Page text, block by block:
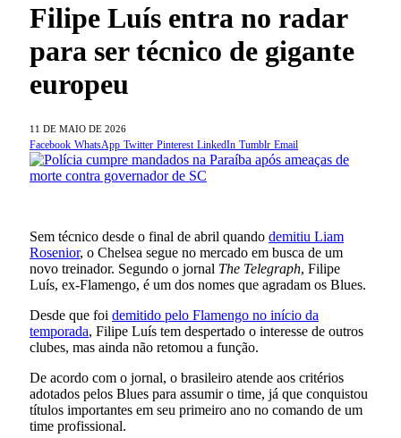
Filipe Luís entra no radar
para ser técnico de gigante
europeu
11 DE MAIO DE 2026
Facebook WhatsApp Twitter Pinterest LinkedIn Tumblr Email
Sem técnico desde o final de abril quando demitiu Liam
Rosenior, o Chelsea segue no mercado em busca de um
novo treinador. Segundo o jornal The Telegraph, Filipe
Luís, ex-Flamengo, é um dos nomes que agradam os Blues.
Desde que foi demitido pelo Flamengo no início da
temporada, Filipe Luís tem despertado o interesse de outros
clubes, mas ainda não retomou a função.
De acordo com o jornal, o brasileiro atende aos critérios
adotados pelos Blues para assumir o time, já que conquistou
títulos importantes em seu primeiro ano no comando de um
time profissional.